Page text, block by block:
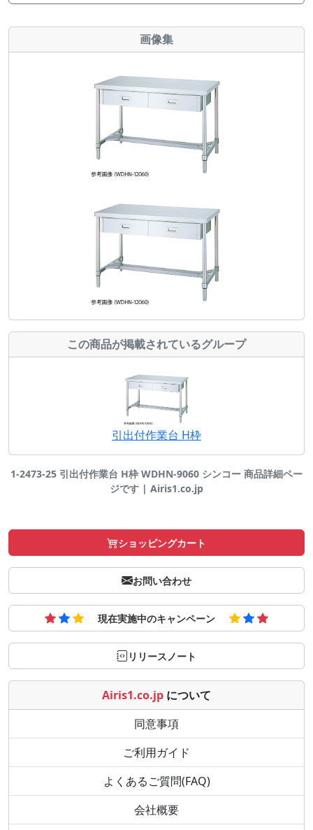
画像集
この商品が掲載されているグループ
引出付作業台 H枠
1-2473-25 引出付作業台 H枠 WDHN-9060 シンコー 商品詳細ペー
ジです | Airis1.co.jp
ショッピングカート
お問い合わせ
現在実施中のキャンペーン
リリースノート
Airis1.co.jp について
同意事項
ご利用ガイド
よくあるご質問(FAQ)
会社概要